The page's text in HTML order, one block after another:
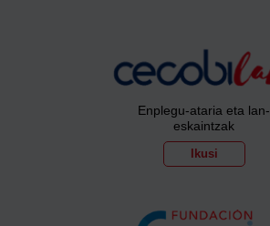
Enplegu-ataria eta lan-
eskaintzak
Ikusi